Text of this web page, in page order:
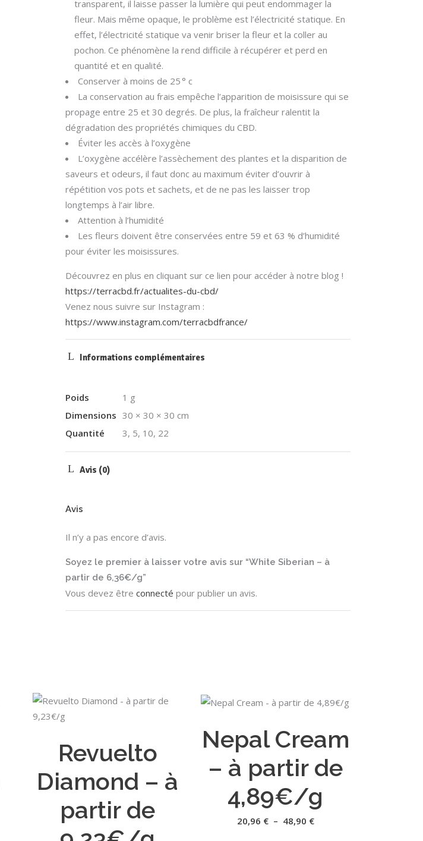
transparent, il laisse passer la lumière qui peut endommager la
fleur. Mais même opaque, le problème est l’électricité statique. En
effet, l’électricité statique va venir briser la fleur et la coller au
pochon. Ce phénomène la rend difficile à récupérer et perd en
quantité et en qualité.
Conserver à moins de 25 ° c
La conservation au frais empêche l’apparition de moisissure qui se
propage entre 25 et 30 degrés. De plus, la fraîcheur ralentit la
dégradation des propriétés chimiques du CBD.
Éviter les accès à l’oxygène
L’oxygène accélère l’assèchement des plantes et la disparition de
saveurs et odeurs, il faut donc au maximum éviter d’ouvrir à
répétition vos pots et sachets, et de ne pas les laisser trop
longtemps à l’air libre.
Attention à l’humidité
Les fleurs doivent être conservées entre 59 et 63 % d’humidité
pour éviter les moisissures.
Découvrez en plus en cliquant sur ce lien pour accéder à notre blog !
https://terracbd.fr/actualites-du-cbd/
Venez nous suivre sur Instagram :
https://www.instagram.com/terracbdfrance/
Informations complémentaires
Poids
1 g
Dimensions 30 × 30 × 30 cm
Quantité
3, 5, 10, 22
Avis (0)
Avis
Il n’y a pas encore d’avis.
Soyez le premier à laisser votre avis sur “White Siberian – à
partir de 6,36€/g”
Vous devez être connecté pour publier un avis.
Ce
Les
Revuelto
Diamond – à
partir de
Ce
a
variations.
Nepal Cream
– à partir de
4,89€/g
20,96 € – 48,90 €Plage